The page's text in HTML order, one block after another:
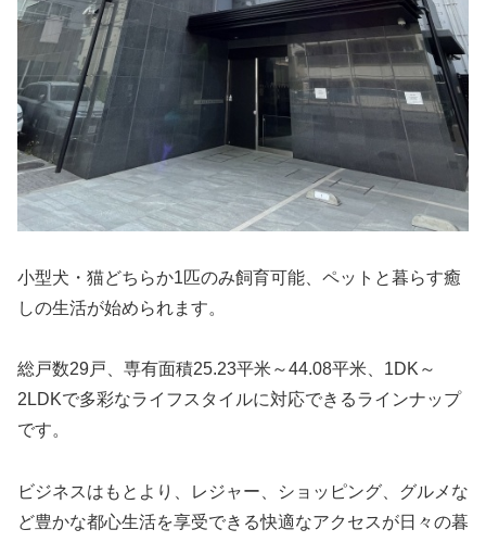
小型犬・猫どちらか1匹のみ飼育可能、ペットと暮らす癒
しの生活が始められます。
総戸数29戸、専有面積25.23平米～44.08平米、1DK～
2LDKで多彩なライフスタイルに対応できるラインナップ
です。
ビジネスはもとより、レジャー、ショッピング、グルメな
ど豊かな都心生活を享受できる快適なアクセスが日々の暮